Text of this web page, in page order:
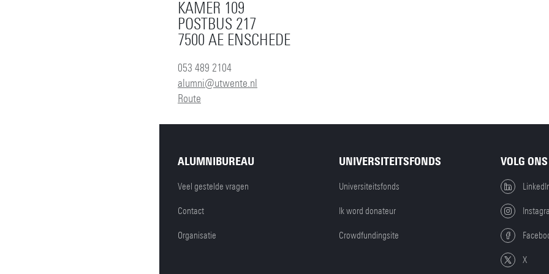
KAMER 109
POSTBUS 217
7500 AE ENSCHEDE
053 489 2104
alumni@utwente.nl
Route
ALUMNIBUREAU
Veel gestelde vragen
Contact
Organisatie
UNIVERSITEITSFONDS
Universiteitsfonds
Ik word donateur
Crowdfundingsite
VOLG ONS
X